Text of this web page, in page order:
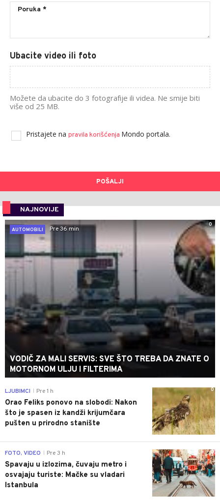
Ubacite video ili foto
Možete da ubacite do 3 fotografije ili videa. Ne smije biti
više od 25 MB.
Pristajete na pravila korišćenja Mondo portala.
POŠALJI
NAJNOVIJE
0
AUTOMOBILI
Pre 36 min
VODIČ ZA MALI SERVIS: SVE ŠTO TREBA DA ZNATE O
MOTORNOM ULJU I FILTERIMA
0
LJUBIMCI Pre 1 h
Orao Feliks ponovo na slobodi: Nakon
što je spasen iz kandži krijumčara
pušten u prirodno stanište
0
FOTO, VIDEO Pre 3 h
Spavaju u izlozima, čuvaju metro i
osvajaju turiste: Mačke su vladari
Istanbula